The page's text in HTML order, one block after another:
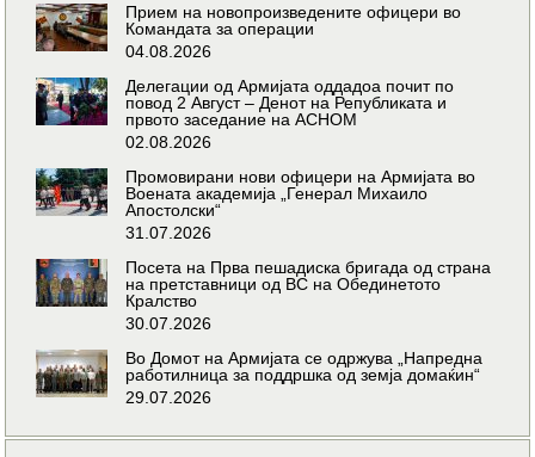
Прием на новопроизведените офицери во
Командата за операции
04.08.2026
Делегации од Армијата оддадоа почит по
повод 2 Август – Денот на Републиката и
првото заседание на АСНОМ
02.08.2026
Промовирани нови офицери на Армијата во
Воената академија „Генерал Михаило
Апостолски“
31.07.2026
Посета на Прва пешадиска бригада од страна
на претставници од ВС на Обединетото
Кралство
30.07.2026
Во Домот на Армијата се одржува „Напредна
работилница за поддршка од земја домаќин“
29.07.2026